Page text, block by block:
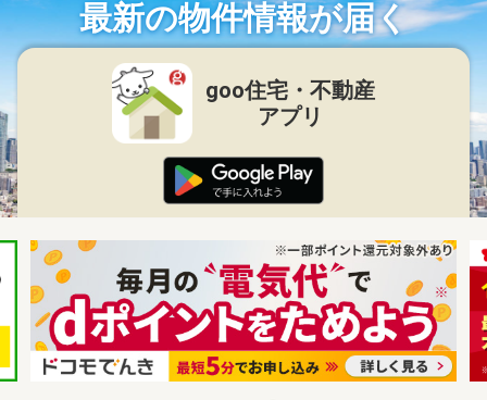
最新の物件情報が届く
goo住宅・不動産
アプリ